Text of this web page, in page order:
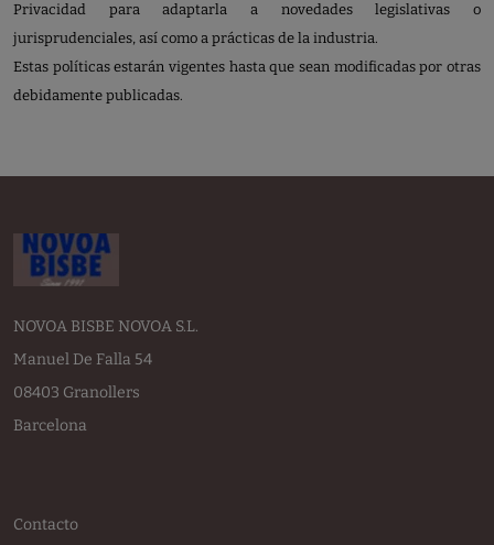
Privacidad para adaptarla a novedades legislativas o
jurisprudenciales, así como a prácticas de la industria.
Estas políticas estarán vigentes hasta que sean modificadas por otras
debidamente publicadas.
NOVOA BISBE NOVOA S.L.
Manuel De Falla 54
08403 Granollers
Barcelona
Contacto